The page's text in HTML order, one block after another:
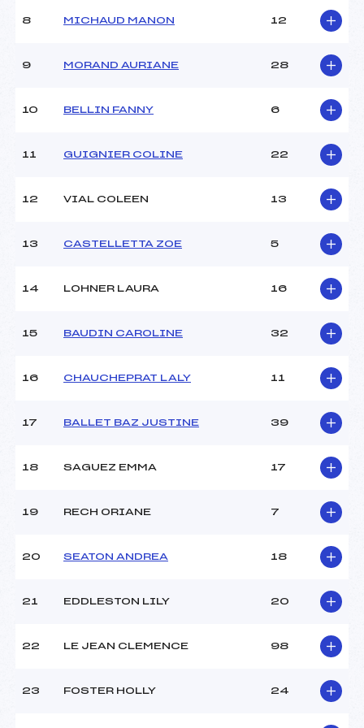
Ouvreurs D :
Météo :
BEAU
FROIDE
Nombre de portes :
34
Traceur :
BEDEL MATTHIAS (MB)
RIOT AGATHE (MB)
Ouvreurs C :
Ouvreurs E :
Pénalité appliquée :
104.4600
8 MICHAUD MANON 12
9 MORAND AURIANE 28
10 BELLIN FANNY 6
11 GUIGNIER COLINE 22
12 VIAL COLEEN 13
13 CASTELLETTA ZOE 5
14 LOHNER LAURA 16
15 BAUDIN CAROLINE 32
16 CHAUCHEPRAT LALY 11
17 BALLET BAZ JUSTINE 39
18 SAGUEZ EMMA 17
19 RECH ORIANE 7
20 SEATON ANDREA 18
21 EDDLESTON LILY 20
22 LE JEAN CLEMENCE 98
23 FOSTER HOLLY 24